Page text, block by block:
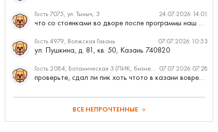
Гость 7075, ул. Тыныч, 3 24.07.2026 14:01
что со стоянками во дворе после программы наш двор
Гость 4979, Волжская Гавань 07.07.2026 10:53
ул. Пушкина, д. 81, кв. 50, Казань 740820
Гость 2084, Ботаническая 3 (ПИК, бизнес-класс) 07.07.2026 07:28
проверьте, сдал ли пик хоть чтото в казани вовремя?
ВСЕ НЕПРОЧТЕННЫЕ